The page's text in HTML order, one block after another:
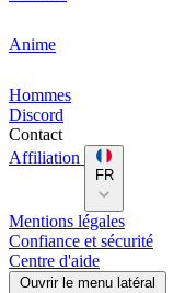
Anime
Hommes
Discord
Contact
Affiliation
FR
Mentions légales
Confiance et sécurité
Centre d'aide
Ouvrir le menu latéral